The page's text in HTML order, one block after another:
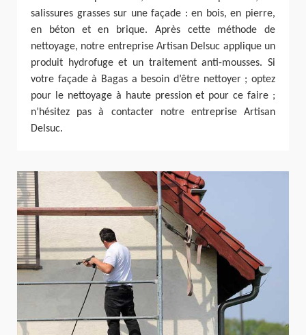
salissures grasses sur une façade : en bois, en pierre,
en béton et en brique. Après cette méthode de
nettoyage, notre entreprise Artisan Delsuc applique un
produit hydrofuge et un traitement anti-mousses. Si
votre façade à Bagas a besoin d’être nettoyer ; optez
pour le nettoyage à haute pression et pour ce faire ;
n’hésitez pas à contacter notre entreprise Artisan
Delsuc.